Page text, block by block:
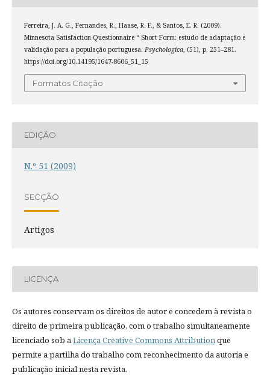
Ferreira, J. A. G., Fernandes, R., Haase, R. F., & Santos, E. R. (2009).
Minnesota Satisfaction Questionnaire “ Short Form: estudo de adaptação e
validação para a população portuguesa. Psychologica, (51), p. 251–281.
https://doi.org/10.14195/1647-8606_51_15
Formatos Citação
EDIÇÃO
N.º 51 (2009)
SECÇÃO
Artigos
LICENÇA
Os autores conservam os direitos de autor e concedem à revista o
direito de primeira publicação, com o trabalho simultaneamente
licenciado sob aLicença Creative Commons Attributionque
permite a partilha do trabalho com reconhecimento da autoria e
publicação inicial nesta revista.